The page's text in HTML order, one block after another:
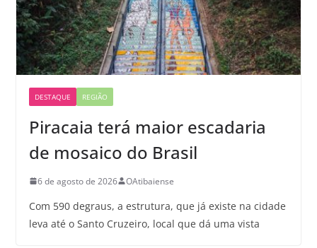
DESTAQUE REGIÃO
Piracaia terá maior escadaria
de mosaico do Brasil
6 de agosto de 2026 OAtibaiense
Com 590 degraus, a estrutura, que já existe na cidade
leva até o Santo Cruzeiro, local que dá uma vista